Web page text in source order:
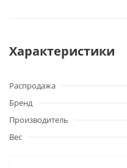
Характеристики
Распродажа
Бренд
Производитель
Вес